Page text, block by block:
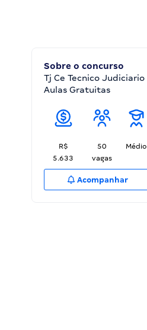
Sobre o concurso
Tj Ce Tecnico Judiciario
Aulas Gratuitas
R$
5.633
50
vagas
Médio
Acompanhar